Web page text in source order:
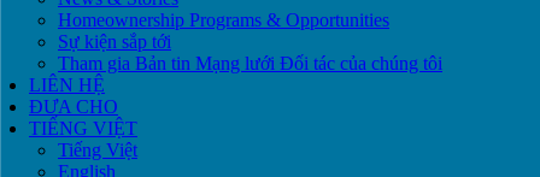
Homeownership Programs & Opportunities
Sự kiện sắp tới
Tham gia Bản tin Mạng lưới Đối tác của chúng tôi
LIÊN HỆ
ĐƯA CHO
TIẾNG VIỆT
Tiếng Việt
English